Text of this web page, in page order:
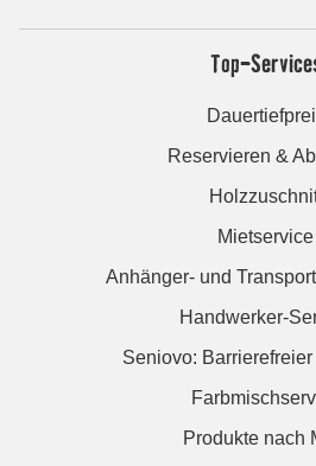
Top-
Reservieren &
Mietservice
Anhänger- und
Handwerker-
Seniovo:
Produkte nach